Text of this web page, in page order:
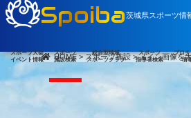
Spoiba茨城県スポーツ情
スポーツ大会
イベント情報
スポーツ
施設検索
総合型地域
スポーツクラブ
スポーツ
指導者検索
プロ
情
HOME>スポーツ施設>メイン画像を